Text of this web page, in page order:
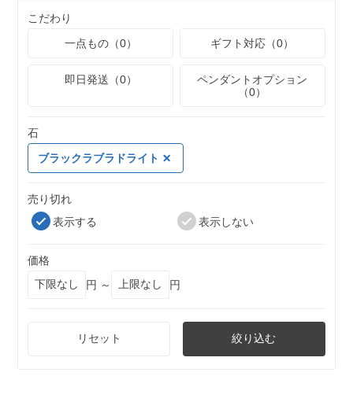
こだわり
一点もの（0）
ギフト対応（0）
即日発送（0）
ペンダントオプション
（0）
石
ブラックラブラドライト
売り切れ
表示する
表示しない
価格
円 ～
円
リセット 絞り込む